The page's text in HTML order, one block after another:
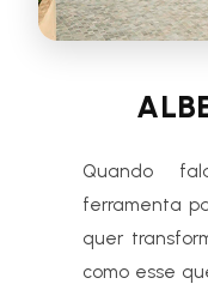
Quando
ferramenta
quer
como esse